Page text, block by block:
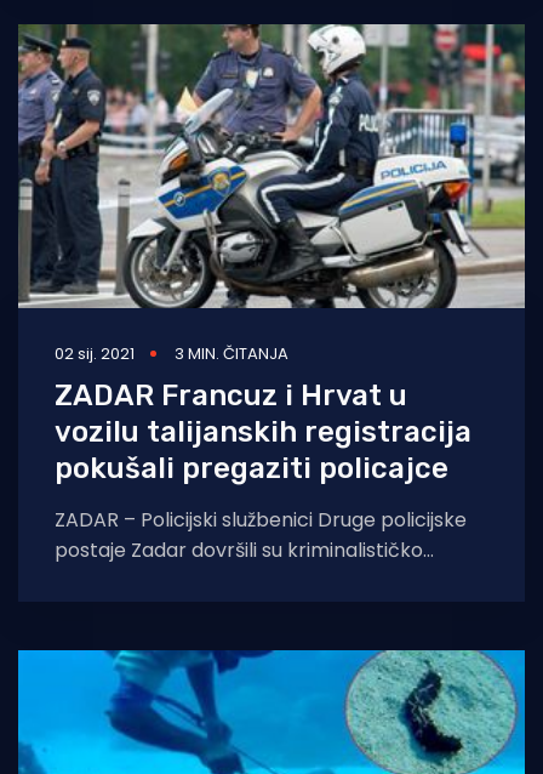
02 sij. 2021 3 MIN. ČITANJA
ZADAR Francuz i Hrvat u
vozilu talijanskih registracija
pokušali pregaziti policajce
ZADAR – Policijski službenici Druge policijske
postaje Zadar dovršili su kriminalističko
i francuskim državljaninom, koje